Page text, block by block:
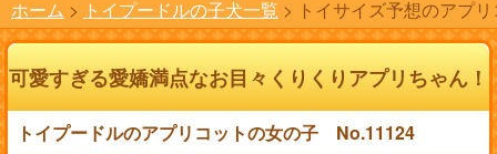
ホーム トイプードルの子犬一覧 トイサイズ予想のアプ
可愛すぎる愛嬌満点なお目々くりくりアプリちゃん！
トイプードルのアプリコットの女の子 No.11124